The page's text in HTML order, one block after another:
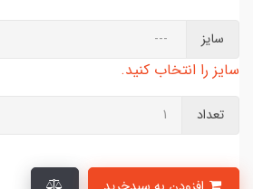
سایز
سایز را انتخاب کنید.
تعداد